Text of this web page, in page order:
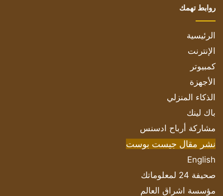
روابط تهمك
الرئيسية
الإنترنت
كمبيوتر
الأجهزة
الذكاء المنزلي
باك لينك
مشاركة أرباح ادسنس
نشر مقال جيست بوست
English
صحيفة 24 لمعلوماتك
مؤسسة اشراق العالم